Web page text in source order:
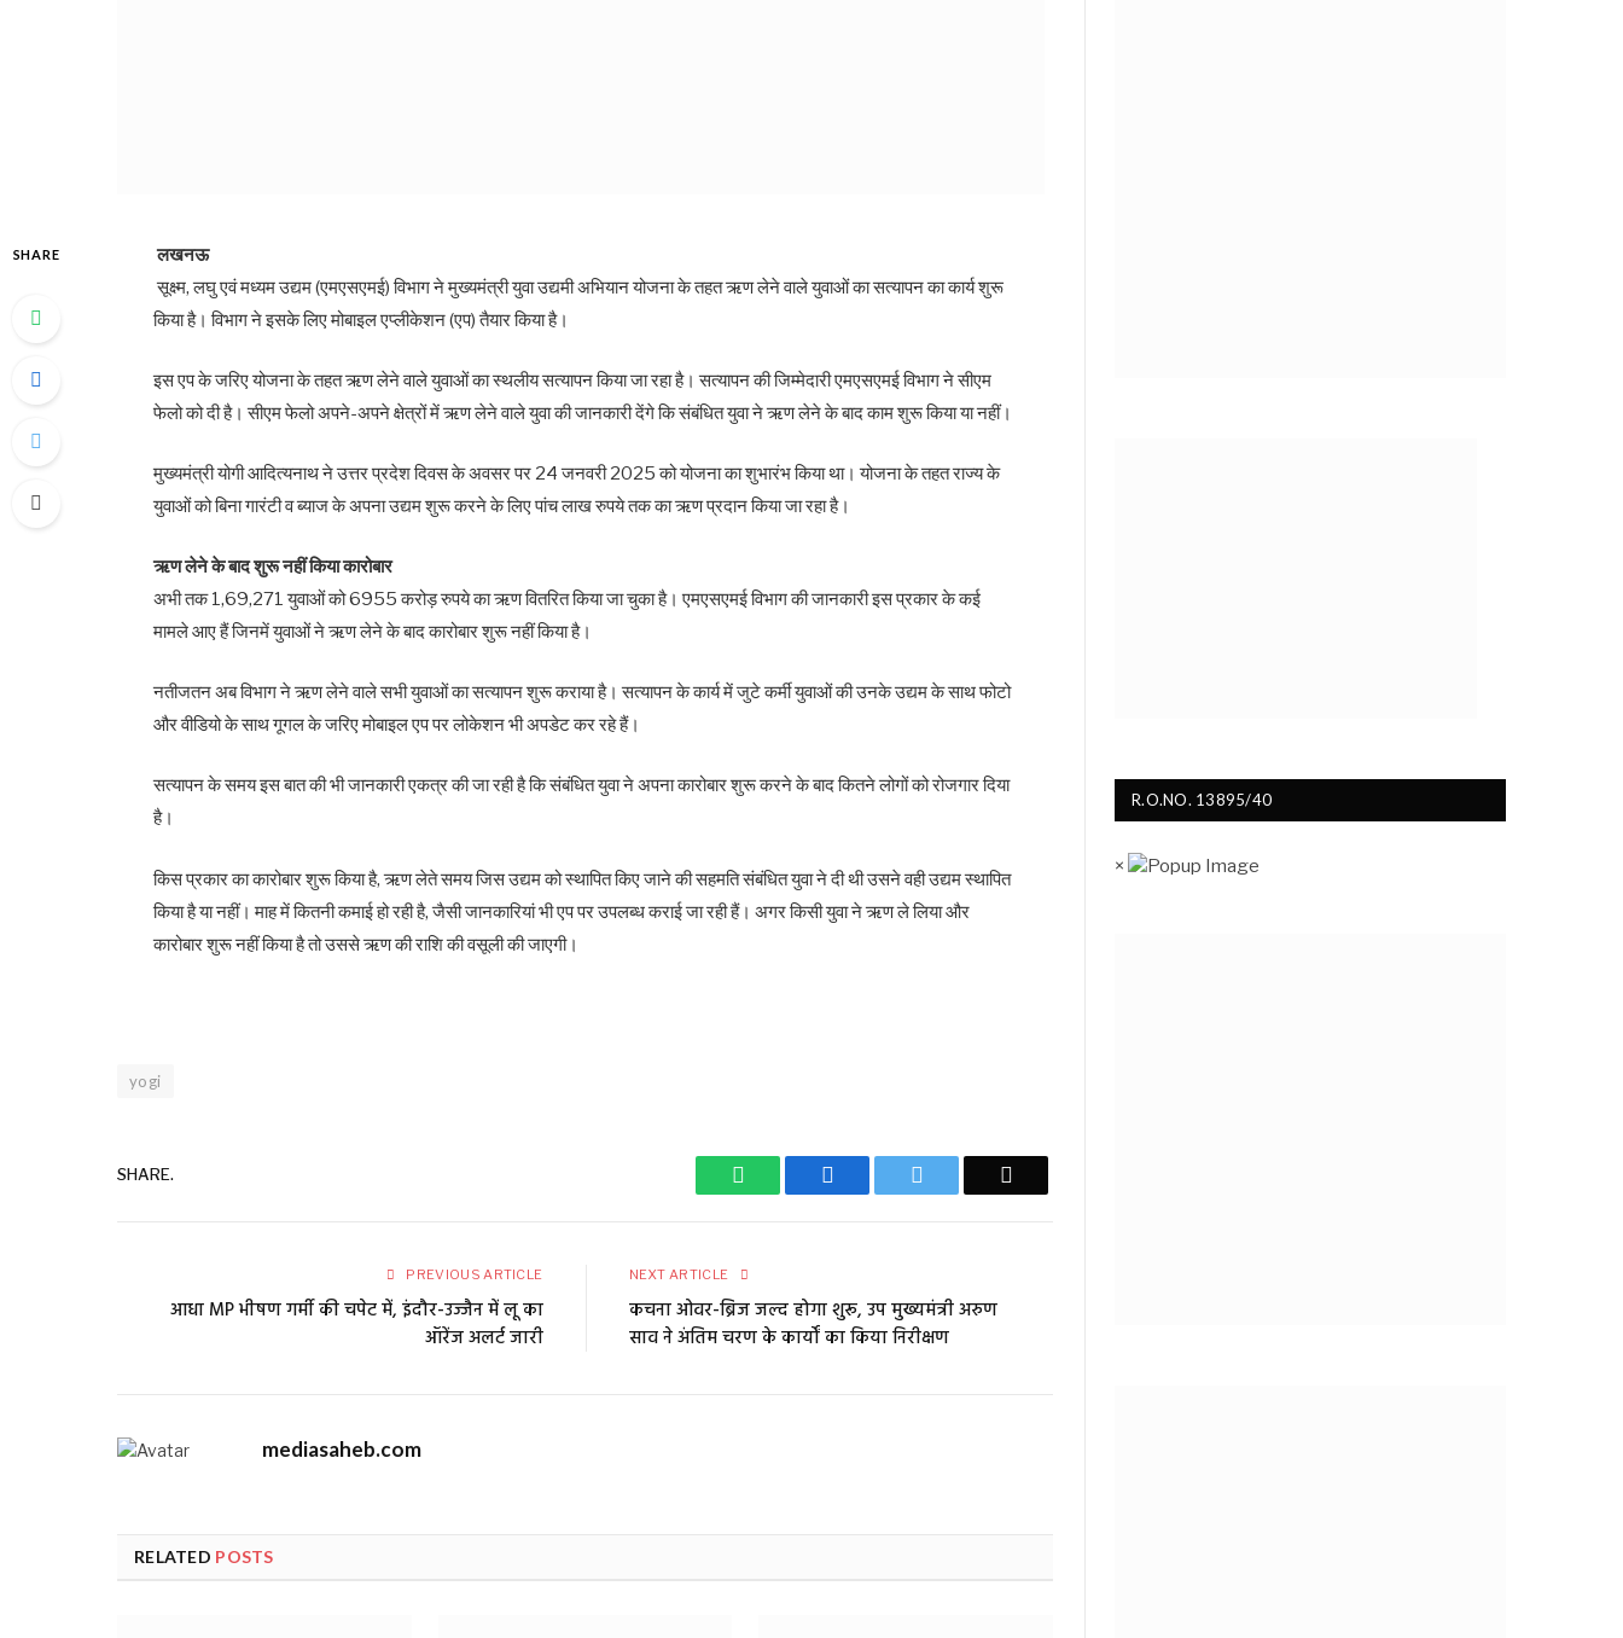
SHARE
लखनऊ
सूक्ष्म, लघु एवं मध्यम उद्यम (एमएसएमई) विभाग ने मुख्यमंत्री युवा उद्यमी अभियान योजना के तहत ऋण लेने वाले युवाओं का सत्यापन का कार्य शुरू
किया है। विभाग ने इसके लिए मोबाइल एप्लीकेशन (एप) तैयार किया है।
इस एप के जरिए योजना के तहत ऋण लेने वाले युवाओं का स्थलीय सत्यापन किया जा रहा है। सत्यापन की जिम्मेदारी एमएसएमई विभाग ने सीएम
फेलो को दी है। सीएम फेलो अपने-अपने क्षेत्रों में ऋण लेने वाले युवा की जानकारी देंगे कि संबंधित युवा ने ऋण लेने के बाद काम शुरू किया या नहीं।
मुख्यमंत्री योगी आदित्यनाथ ने उत्तर प्रदेश दिवस के अवसर पर 24 जनवरी 2025 को योजना का शुभारंभ किया था। योजना के तहत राज्य के
युवाओं को बिना गारंटी व ब्याज के अपना उद्यम शुरू करने के लिए पांच लाख रुपये तक का ऋण प्रदान किया जा रहा है।
ऋण लेने के बाद शुरू नहीं किया कारोबार
अभी तक 1,69,271 युवाओं को 6955 करोड़ रुपये का ऋण वितरित किया जा चुका है। एमएसएमई विभाग की जानकारी इस प्रकार के कई
मामले आए हैं जिनमें युवाओं ने ऋण लेने के बाद कारोबार शुरू नहीं किया है।
नतीजतन अब विभाग ने ऋण लेने वाले सभी युवाओं का सत्यापन शुरू कराया है। सत्यापन के कार्य में जुटे कर्मी युवाओं की उनके उद्यम के साथ फोटो
और वीडियो के साथ गूगल के जरिए मोबाइल एप पर लोकेशन भी अपडेट कर रहे हैं।
सत्यापन के समय इस बात की भी जानकारी एकत्र की जा रही है कि संबंधित युवा ने अपना कारोबार शुरू करने के बाद कितने लोगों को रोजगार दिया
है।
किस प्रकार का कारोबार शुरू किया है, ऋण लेते समय जिस उद्यम को स्थापित किए जाने की सहमति संबंधित युवा ने दी थी उसने वही उद्यम स्थापित
किया है या नहीं। माह में कितनी कमाई हो रही है, जैसी जानकारियां भी एप पर उपलब्ध कराई जा रही हैं। अगर किसी युवा ने ऋण ले लिया और
कारोबार शुरू नहीं किया है तो उससे ऋण की राशि की वसूली की जाएगी।
yogi
SHARE. WhatsApp Facebook
PREVIOUS ARTICLE
आधा MP भीषण गर्मी की चपेट में, इंदौर-उज्जैन में लू का
ऑरेंज अलर्ट जारी
NEXT ARTICLE
कचना ओवर-ब्रिज जल्द होगा शुरू, उप मुख्यमंत्री अरुण
साव ने अंतिम चरण के कार्यों का किया निरीक्षण
mediasaheb.com
RELATED POSTS
R.O.NO. 13895/40
×